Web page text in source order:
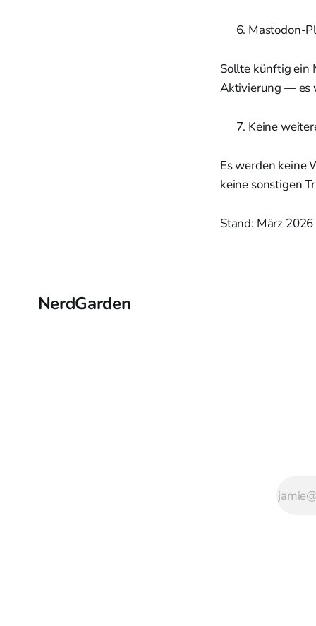
Mastodon-
Sollte künftig ein
Aktivierung — es
Keine
Es werden keine
keine sonstigen
Stand: März 2026
NerdGarden